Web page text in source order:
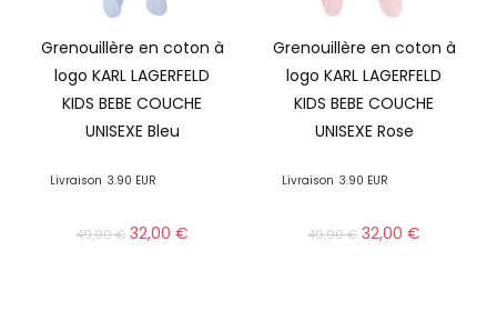
Grenouillère en coton à
logo KARL LAGERFELD
KIDS BEBE COUCHE
UNISEXE Bleu
Livraison 3.90 EUR
49,00€ 32,00€
Grenouillère en coton à
logo KARL LAGERFELD
KIDS BEBE COUCHE
UNISEXE Rose
Livraison 3.90 EUR
49,00€ 32,00€